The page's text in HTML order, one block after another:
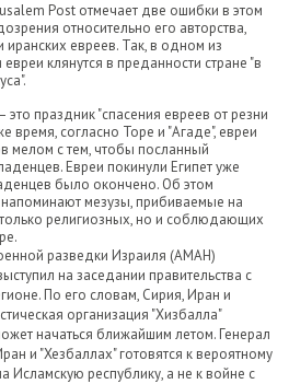
Post отмечает две ошибки в этом
относительно его авторства,
евреев. Так, в одном из
клянутся в преданности стране "в
это праздник "спасения евреев от резни
время, согласно Торе и "Агаде", евреи
мелом с тем, чтобы посланный
Евреи покинули Египет уже
было окончено. Об этом
мезузы, прибиваемые на
религиозных, но и соблюдающих
разведки Израиля (АМАН)
на заседании правительства с
По его словам, Сирия, Иран и
организация "Хизбалла"
начаться ближайшим летом. Генерал
и "Хезбаллах" готовятся к вероятному
Исламскую республику, а не к войне с